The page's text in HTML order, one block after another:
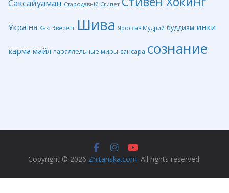
Саксайуаман Стародавній Єгипет
Україна Хью Эверетт Шива Ярослав Мудрий буддизм инки
карма майя параллельные миры сансара сознание
Copyright © 2026 Zhitanska.com. All rights reserved.